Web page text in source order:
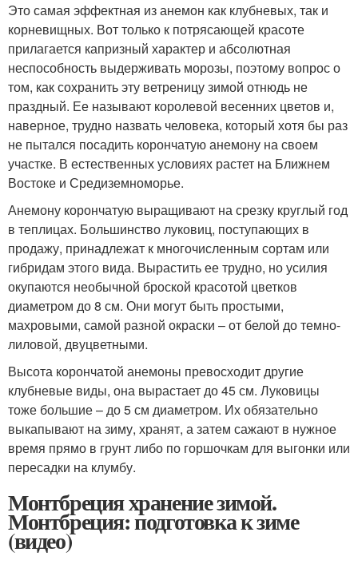
Это самая эффектная из анемон как клубневых, так и
корневищных. Вот только к потрясающей красоте
прилагается капризный характер и абсолютная
неспособность выдерживать морозы, поэтому вопрос о
том, как сохранить эту ветреницу зимой отнюдь не
праздный. Ее называют королевой весенних цветов и,
наверное, трудно назвать человека, который хотя бы раз
не пытался посадить корончатую анемону на своем
участке. В естественных условиях растет на Ближнем
Востоке и Средиземноморье.
Анемону корончатую выращивают на срезку круглый год
в теплицах. Большинство луковиц, поступающих в
продажу, принадлежат к многочисленным сортам или
гибридам этого вида. Вырастить ее трудно, но усилия
окупаются необычной броской красотой цветков
диаметром до 8 см. Они могут быть простыми,
махровыми, самой разной окраски – от белой до темно-
лиловой, двуцветными.
Высота корончатой анемоны превосходит другие
клубневые виды, она вырастает до 45 см. Луковицы
тоже большие – до 5 см диаметром. Их обязательно
выкапывают на зиму, хранят, а затем сажают в нужное
время прямо в грунт либо по горшочкам для выгонки или
пересадки на клумбу.
Монтбреция хранение зимой.
Монтбреция: подготовка к зиме
(видео)